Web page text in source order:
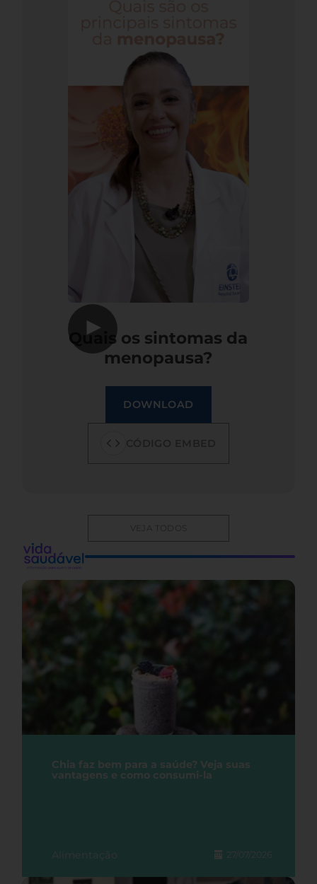
▶
Quais os sintomas da
menopausa?
DOWNLOAD
VEJA TODOS
Chia faz bem para a saúde? Veja suas
vantagens e como consumi-la
Alimentação 27/07/2026